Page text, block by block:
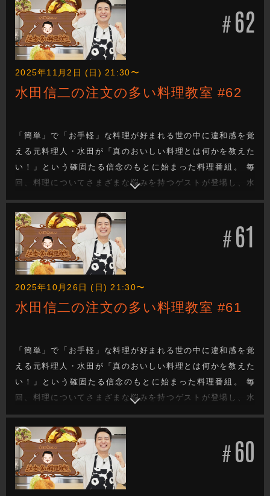
がら厳しくも的確にゲストを指導！見事ゲストの悩みを解決
する料理を教えていきます。
#62
2025年11月2日 (日) 21:30〜
水田信二の注文の多い料理教室 #62
「簡単」で「お手軽」な料理が好まれる世の中に違和感を覚
える元料理人・水田が「真のおいしい料理とは何かを教えた
い！」という確固たる信念のもとに始まった料理番組。 毎
回、料理についてさまざまな悩みを持つゲストが登場し、水
田が「真のおいしい料理は料理人の手間と技があってこ
そ！」と、ゲストの要望にこたえたりこたえなかったりしな
がら厳しくも的確にゲストを指導！見事ゲストの悩みを解決
する料理を教えていきます。
#61
2025年10月26日 (日) 21:30〜
水田信二の注文の多い料理教室 #61
「簡単」で「お手軽」な料理が好まれる世の中に違和感を覚
える元料理人・水田が「真のおいしい料理とは何かを教えた
い！」という確固たる信念のもとに始まった料理番組。 毎
回、料理についてさまざまな悩みを持つゲストが登場し、水
田が「真のおいしい料理は料理人の手間と技があってこ
そ！」と、ゲストの要望にこたえたりこたえなかったりしな
がら厳しくも的確にゲストを指導！見事ゲストの悩みを解決
する料理を教えていきます。
#60